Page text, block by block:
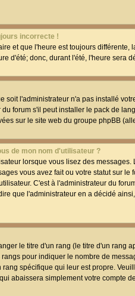
incorrecte !
et que l'heure est toujours
d'été; donc, durant l'été, l'heure sera
soit l'administrateur n'a pas installé
forum s'il peut installer le pack de
sur le site web du groupe phpBB
de mon nom d'utilisateur ?
lorsque vous lisez des
vous avez fait ou votre statut sur
C'est à l'administrateur du
que l'administrateur en a décidé
le titre d'un rang (le titre d'un
pour indiquer le nombre de
spécifique qui leur est propre.
abaissera simplement votre compte